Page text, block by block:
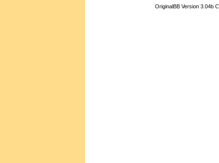
OriginalBB Version 3.04b